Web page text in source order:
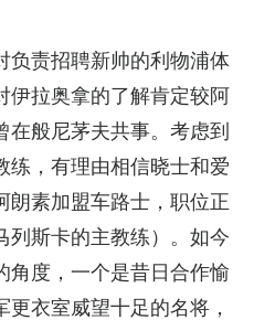
负责招聘新帅的利物浦体
伊拉奥拿的了解肯定较阿
在般尼茅夫共事。考虑到
练，有理由相信晓士和爱
朗素加盟车路士，职位正
列斯卡的主教练）。如今
角度，一个是昔日合作愉
衣室威望十足的名将，